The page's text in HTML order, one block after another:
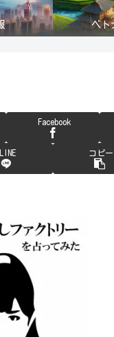
ベト
Facebook
LINE コピー